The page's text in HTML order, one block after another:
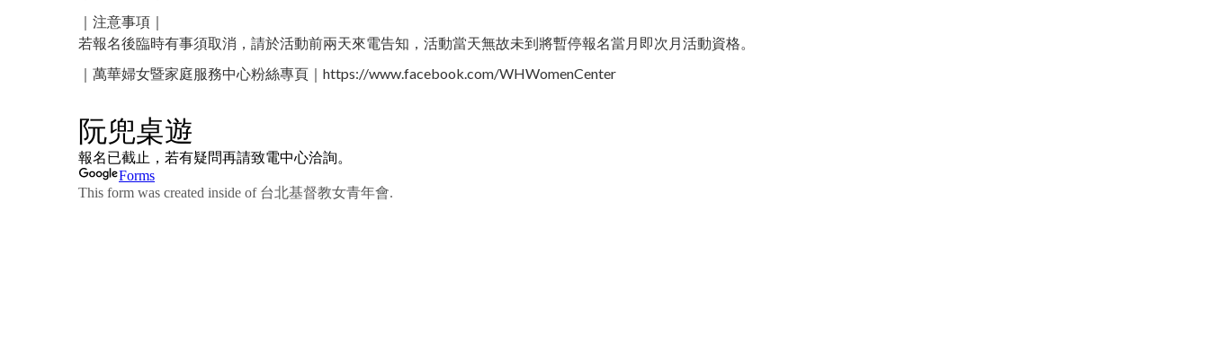
｜注意事項｜
若報名後臨時有事須取消，請於活動前兩天來電告知，活動當天無故未到將暫停報名當月即次月活動資格。
｜萬華婦女暨家庭服務中心粉絲專頁｜https://www.facebook.com/WHWomenCenter